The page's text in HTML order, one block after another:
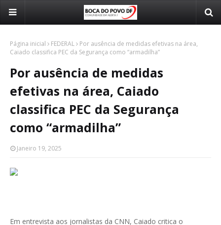
Página inicial FEDERAL
Por ausência de medidas efetivas na área,
Caiado classifica PEC da Segurança como “armadilha”
Por ausência de medidas
efetivas na área, Caiado
classifica PEC da Segurança
como “armadilha”
Janeiro 19, 2025
Em entrevista aos jornalistas da CNN, Caiado critica o